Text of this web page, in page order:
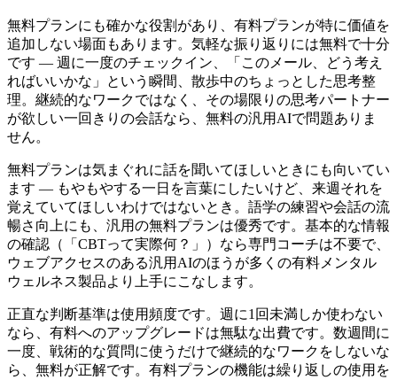
無料プランにも確かな役割があり、有料プランが特に価値を
追加しない場面もあります。気軽な振り返りには無料で十分
です — 週に一度のチェックイン、「このメール、どう考え
ればいいかな」という瞬間、散歩中のちょっとした思考整
理。継続的なワークではなく、その場限りの思考パートナー
が欲しい一回きりの会話なら、無料の汎用AIで問題ありま
せん。
無料プランは気まぐれに話を聞いてほしいときにも向いてい
ます — もやもやする一日を言葉にしたいけど、来週それを
覚えていてほしいわけではないとき。語学の練習や会話の流
暢さ向上にも、汎用の無料プランは優秀です。基本的な情報
の確認（「CBTって実際何？」）なら専門コーチは不要で、
ウェブアクセスのある汎用AIのほうが多くの有料メンタル
ウェルネス製品より上手にこなします。
正直な判断基準は使用頻度です。週に1回未満しか使わない
なら、有料へのアップグレードは無駄な出費です。数週間に
一度、戦術的な質問に使うだけで継続的なワークをしないな
ら、無料が正解です。有料プランの機能は繰り返しの使用を